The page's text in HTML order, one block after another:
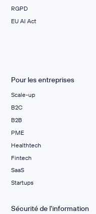
RGPD
EU AI Act
Pour les entreprises
Scale-up
B2C
B2B
PME
Healthtech
Fintech
SaaS
Startups
Sécurité de l'information